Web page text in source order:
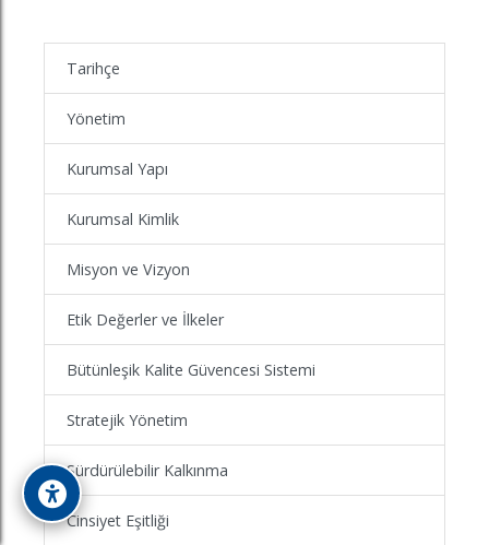
Tarihçe
Yönetim
Kurumsal Yapı
Kurumsal Kimlik
Misyon ve Vizyon
Etik Değerler ve İlkeler
Bütünleşik Kalite Güvencesi Sistemi
Stratejik Yönetim
Sürdürülebilir Kalkınma
Cinsiyet Eşitliği